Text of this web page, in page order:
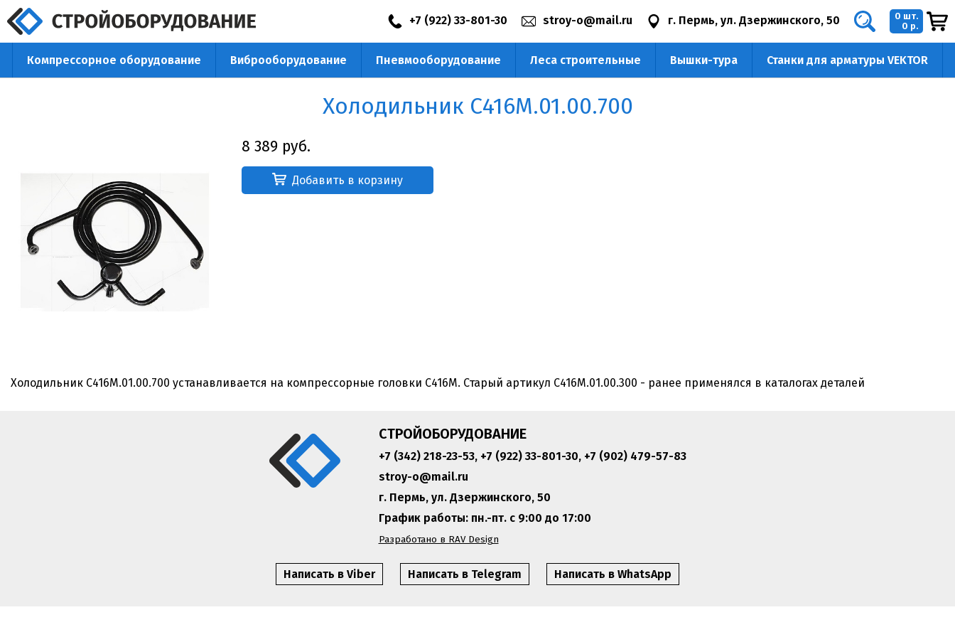
0 шт.
0 р.
г. Пермь, ул. Дзержинского, 50
stroy-o@mail.ru
+7 (922) 33-801-30
+7 (342) 218-23-53
Компрессорное оборудование Виброоборудование Пневмооборудование Леса строительные Вышки-тура Станки для арматуры VEKTOR
Холодильник С416М.01.00.700
8 389 руб.
Добавить в корзину
Холодильник С416М.01.00.700 устанавливается на компрессорные головки С416М. Старый артикул С416М.01.00.300 - ранее применялся в каталогах деталей
СТРОЙОБОРУДОВАНИЕ
+7 (342) 218-23-53, +7 (922) 33-801-30, +7 (902) 479-57-83
stroy-o@mail.ru
г. Пермь, ул. Дзержинского, 50
График работы: пн.-пт. с 9:00 до 17:00
Разработано в RAV Design
Написать в Viber Написать в Telegram Написать в WhatsApp